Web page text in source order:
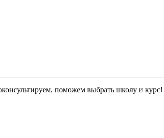
поможем выбрать школу и курс!